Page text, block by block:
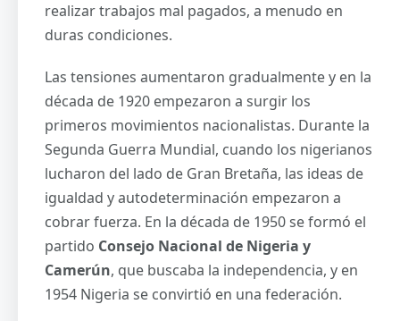
realizar trabajos mal pagados, a menudo en
duras condiciones.
Las tensiones aumentaron gradualmente y en la
década de 1920 empezaron a surgir los
primeros movimientos nacionalistas. Durante la
Segunda Guerra Mundial, cuando los nigerianos
lucharon del lado de Gran Bretaña, las ideas de
igualdad y autodeterminación empezaron a
cobrar fuerza. En la década de 1950 se formó el
partido Consejo Nacional de Nigeria y
Camerún, que buscaba la independencia, y en
1954 Nigeria se convirtió en una federación.